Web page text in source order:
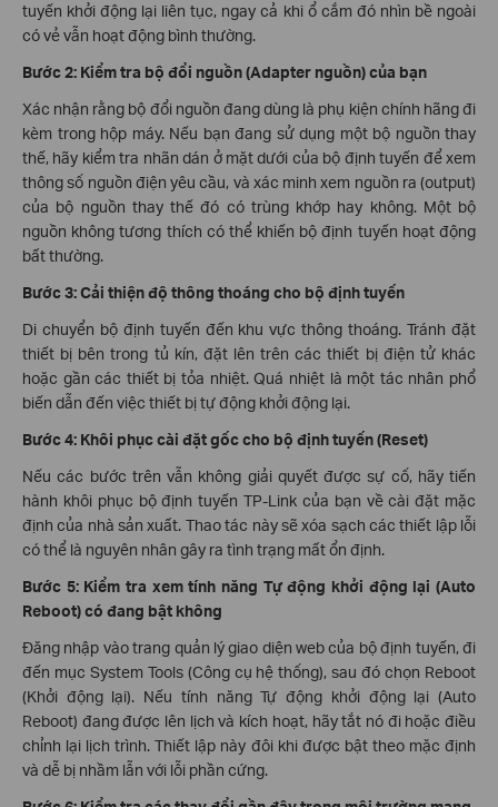
tuyến khởi động lại liên tục, ngay cả khi ổ cắm đó nhìn bề ngoài
có vẻ vẫn hoạt động bình thường.
Bước 2: Kiểm tra bộ đổi nguồn (Adapter nguồn) của bạn
Xác nhận rằng bộ đổi nguồn đang dùng là phụ kiện chính hãng đi
kèm trong hộp máy. Nếu bạn đang sử dụng một bộ nguồn thay
thế, hãy kiểm tra nhãn dán ở mặt dưới của bộ định tuyến để xem
thông số nguồn điện yêu cầu, và xác minh xem nguồn ra (output)
của bộ nguồn thay thế đó có trùng khớp hay không. Một bộ
nguồn không tương thích có thể khiến bộ định tuyến hoạt động
bất thường.
Bước 3: Cải thiện độ thông thoáng cho bộ định tuyến
Di chuyển bộ định tuyến đến khu vực thông thoáng. Tránh đặt
thiết bị bên trong tủ kín, đặt lên trên các thiết bị điện tử khác
hoặc gần các thiết bị tỏa nhiệt. Quá nhiệt là một tác nhân phổ
biến dẫn đến việc thiết bị tự động khởi động lại.
Bước 4: Khôi phục cài đặt gốc cho bộ định tuyến (Reset)
Nếu các bước trên vẫn không giải quyết được sự cố, hãy tiến
hành khôi phục bộ định tuyến TP-Link của bạn về cài đặt mặc
định của nhà sản xuất. Thao tác này sẽ xóa sạch các thiết lập lỗi
có thể là nguyên nhân gây ra tình trạng mất ổn định.
Bước 5: Kiểm tra xem tính năng Tự động khởi động lại (Auto
Reboot) có đang bật không
Đăng nhập vào trang quản lý giao diện web của bộ định tuyến, đi
đến mục System Tools (Công cụ hệ thống), sau đó chọn Reboot
(Khởi động lại). Nếu tính năng Tự động khởi động lại (Auto
Reboot) đang được lên lịch và kích hoạt, hãy tắt nó đi hoặc điều
chỉnh lại lịch trình. Thiết lập này đôi khi được bật theo mặc định
và dễ bị nhầm lẫn với lỗi phần cứng.